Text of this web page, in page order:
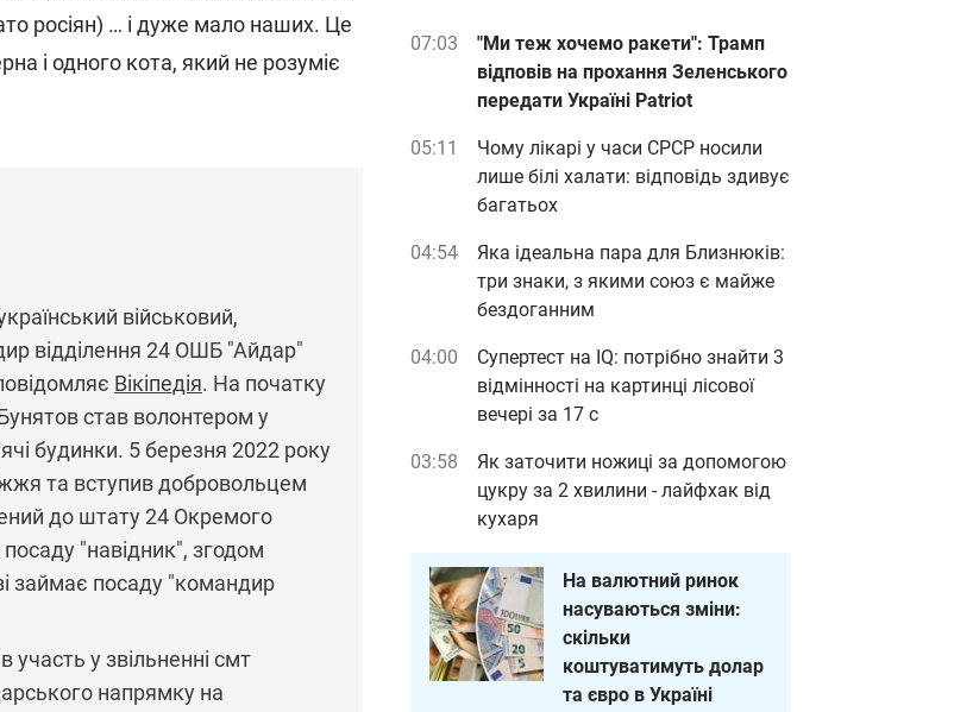
росіян) … і дуже мало наших. Це
і одного кота, який не розуміє
військовий,
відділення 24 ОШБ "Айдар"
Вікіпедія. На початку
став волонтером у
будинки. 5 березня 2022 року
та вступив добровольцем
до штату 24 Окремого
"навідник", згодом
займає посаду "командир
участь у звільненні смт
напрямку на
07:03
"Ми теж хочемо ракети": Трамп
відповів на прохання Зеленського
передати Україні Patriot
05:11
Чому лікарі у часи СРСР носили
лише білі халати: відповідь здивує
багатьох
04:54
Яка ідеальна пара для Близнюків:
три знаки, з якими союз є майже
бездоганним
04:00
Супертест на IQ: потрібно знайти 3
відмінності на картинці лісової
вечері за 17 с
03:58
Як заточити ножиці за допомогою
цукру за 2 хвилини - лайфхак від
кухаря
На валютний ринок
насуваються зміни:
скільки
коштуватимуть долар
та євро в Україні